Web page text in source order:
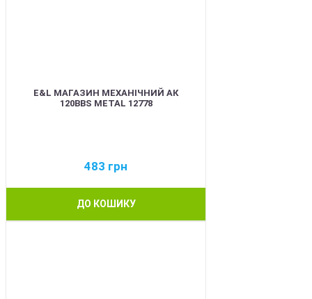
E&L МАГАЗИН МЕХАНІЧНИЙ АК
120BBS METAL 12778
483 грн
ДО КОШИКУ